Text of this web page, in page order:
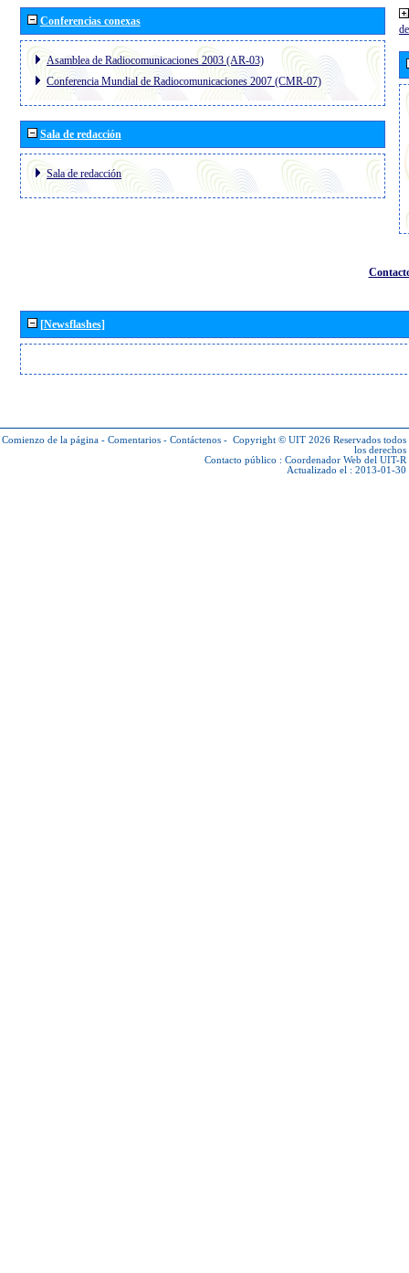
Conferencias conexas
Asamblea de Radiocomunicaciones 2003 (AR-03)
Conferencia Mundial de Radiocomunicaciones 2007 (CMR-07)
Sala de redacción
Sala de redacción
[Newsflashes]
Comienzo de la página - Comentarios - Contáctenos - Copyright © UIT 2026 Reservados todos
los derechos
Contacto público : Coordenador Web del UIT-R
Actualizado el : 2013-01-30